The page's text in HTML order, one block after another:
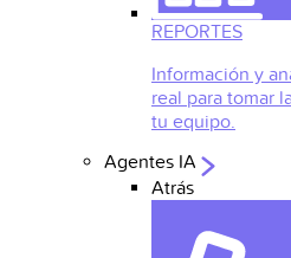
REPORTES
Información y
real para tomar
tu equipo.
Agentes IA
Atrás